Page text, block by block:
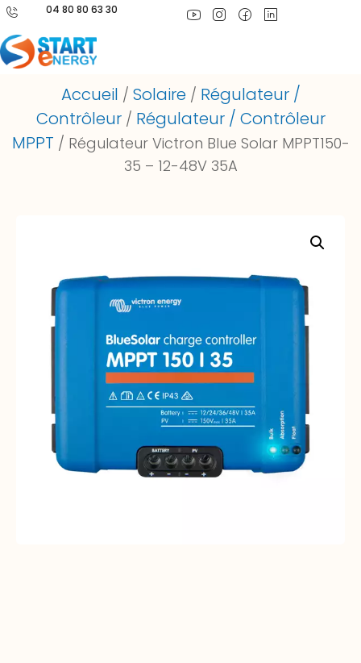
04 80 80 63 30
Accueil / Solaire/ Régulateur /
Contrôleur/ Régulateur / Contrôleur
MPPT / Régulateur Victron Blue Solar MPPT150-
35 – 12-48V 35A